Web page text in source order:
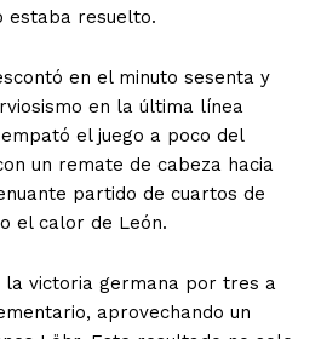
estaba resuelto.
en el minuto sesenta y
en la última línea
el juego a poco del
un remate de cabeza hacia
partido de cuartos de
el calor de León.
la victoria germana por tres a
aprovechando un